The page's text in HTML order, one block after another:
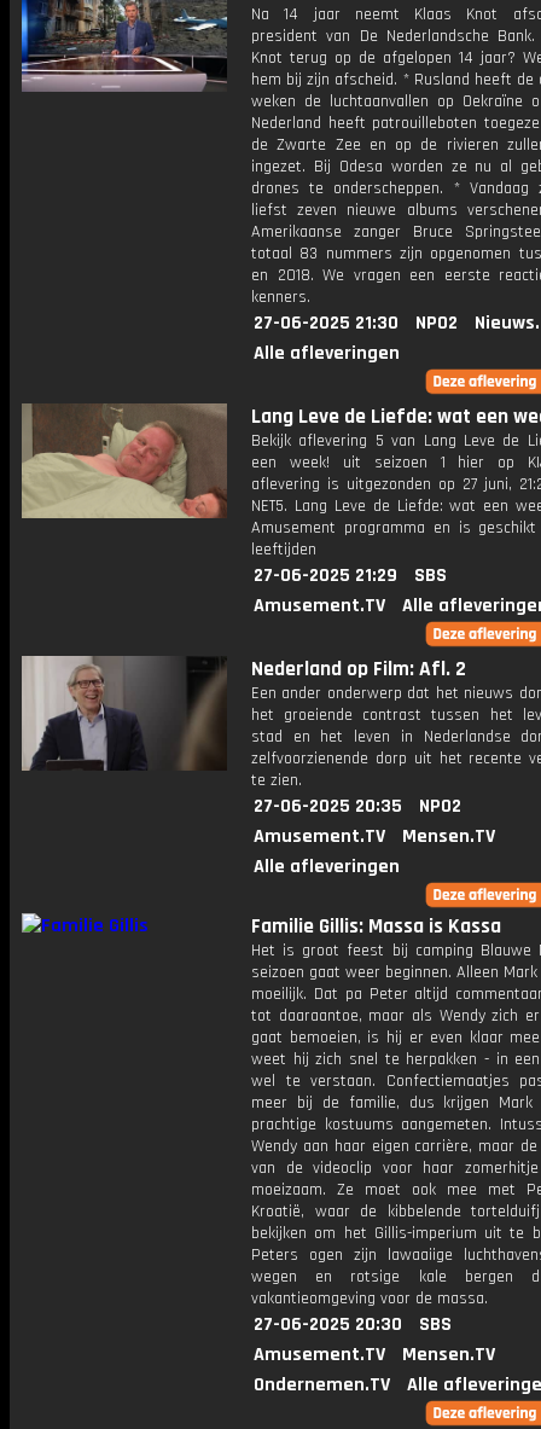
Na 14 jaar neemt Klaas Knot
president van De Nederlandsche
Knot terug op de afgelopen 14 jaar?
hem bij zijn afscheid. * Rusland heeft de
weken de luchtaanvallen op Oekraïne
Nederland heeft patrouilleboten
de Zwarte Zee en op de rivieren
ingezet. Bij Odesa worden ze nu al
drones te onderscheppen. * Vandaag
liefst zeven nieuwe albums
Amerikaanse zanger Bruce
totaal 83 nummers zijn opgenomen
en 2018. We vragen een eerste
kenners.
27-06-2025 21:30 NPO2
Alle afleveringen
Lang Leve de Liefde: wat een
Bekijk aflevering 5 van Lang Leve de
een week! uit seizoen 1 hier op
aflevering is uitgezonden op 27 juni,
NET5. Lang Leve de Liefde: wat een
Amusement programma en is
leeftijden
27-06-2025 21:29
SBS
Amusement.TV
Alle
Nederland op Film: Afl. 2
Een ander onderwerp dat het nieuws
het groeiende contrast tussen het
stad en het leven in Nederlandse
zelfvoorzienende dorp uit het recente
te zien.
27-06-2025 20:35
NPO2
Amusement.TV
Mensen.TV
Alle afleveringen
Familie Gillis: Massa is Kassa
Het is groot feest bij camping Blauwe
seizoen gaat weer beginnen. Alleen
moeilijk. Dat pa Peter altijd
tot daaraantoe, maar als Wendy zich
gaat bemoeien, is hij er even klaar
weet hij zich snel te herpakken - in
wel te verstaan. Confectiemaatjes
meer bij de familie, dus krijgen Mark
prachtige kostuums aangemeten.
Wendy aan haar eigen carrière, maar
van de videoclip voor haar
moeizaam. Ze moet ook mee met
Kroatië, waar de kibbelende
bekijken om het Gillis-imperium uit te
Peters ogen zijn lawaaiige
wegen en rotsige kale bergen
vakantieomgeving voor de massa.
27-06-2025 20:30
SBS
Amusement.TV
Mensen.TV
Ondernemen.TV
Alle